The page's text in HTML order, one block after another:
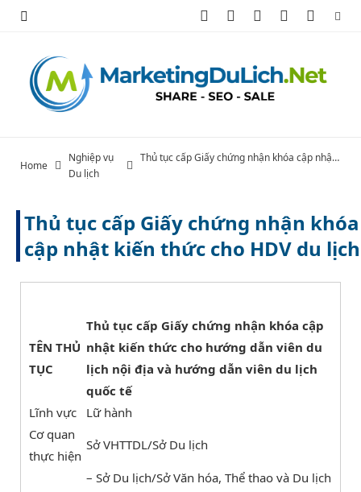
c
T
s
a
n
s
u
Home
Nghiệp vụ
Du lịch
Thủ tục cấp Giấy chứng nhận khóa cập nhật kiến thức cho HDV du lịch
Thủ tục cấp Giấy chứng nhận khóa
cập nhật kiến thức cho HDV du lịch
TÊN THỦ
TỤC
Thủ tục cấp Giấy chứng nhận khóa cập
nhật kiến thức cho hướng dẫn viên du
lịch nội địa và hướng dẫn viên du lịch
quốc tế
Lĩnh vực
Lữ hành
Cơ quan
thực hiện
Sở VHTTDL/Sở Du lịch
– Sở Du lịch/Sở Văn hóa, Thể thao và Du lịch